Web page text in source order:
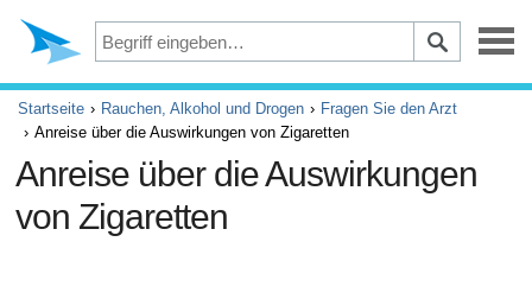
Depression
Augen
Unfälle und Erste Hilfe
Startseite Rauchen, Alkohol und Drogen
Fragen Sie den Arzt
Anreise über die Auswirkungen von Zigaretten
Anreise über die Auswirkungen
von Zigaretten